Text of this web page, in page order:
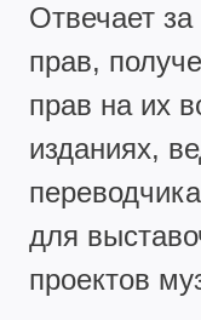
Отвечает за
прав,
прав на их
изданиях,
для
проектов